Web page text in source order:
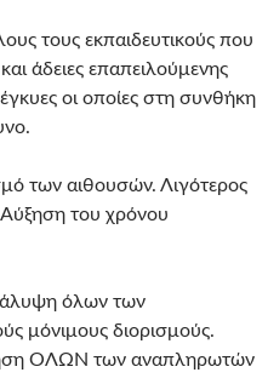
τους εκπαιδευτικούς που
άδειες επαπειλούμενης
οι οποίες στη συνθήκη
των αιθουσών. Λιγότερος
Αύξηση του χρόνου
όλων των
μόνιμους διορισμούς.
ΟΛΩΝ των αναπληρωτών